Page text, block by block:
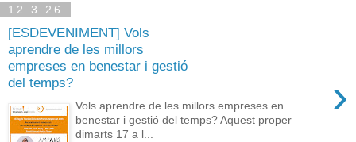
12.3.26
[ESDEVENIMENT] Vols
aprendre de les millors
empreses en benestar i gestió
del temps?
›
Vols aprendre de les millors empreses en
benestar i gestió del temps? Aquest proper
dimarts 17 a l...